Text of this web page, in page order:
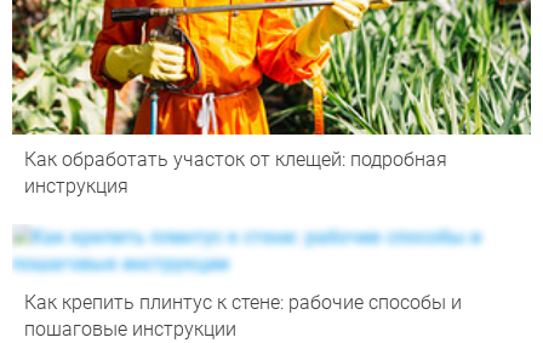
Как обработать участок от клещей: подробная
инструкция
Как крепить плинтус к стене: рабочие способы и
пошаговые инструкции